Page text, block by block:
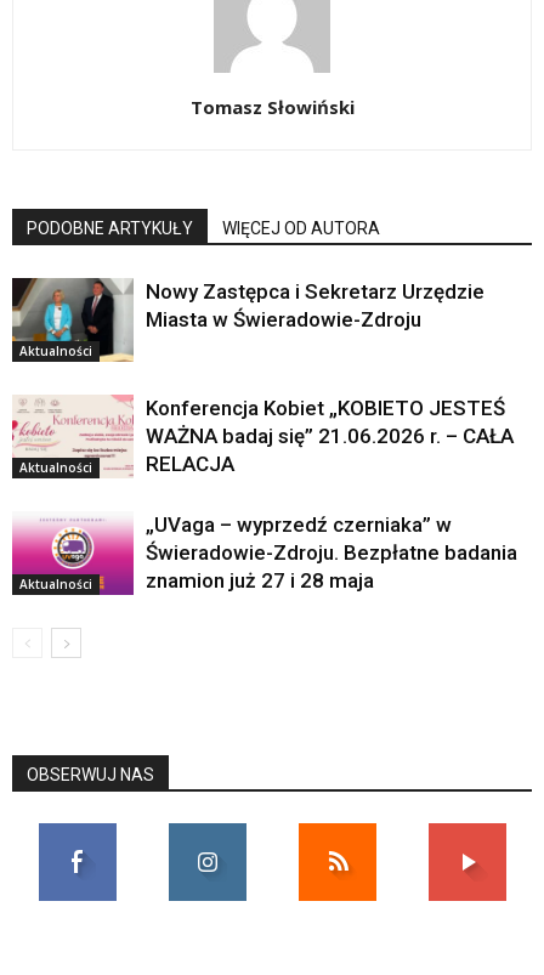
Tomasz Słowiński
PODOBNE ARTYKUŁY WIĘCEJ OD AUTORA
Aktualności
Nowy Zastępca i Sekretarz Urzędzie
Miasta w Świeradowie-Zdroju
Aktualności
Konferencja Kobiet „KOBIETO JESTEŚ
WAŻNA badaj się” 21.06.2026 r. – CAŁA
RELACJA
Aktualności
„UVaga – wyprzedź czerniaka” w
Świeradowie-Zdroju. Bezpłatne badania
znamion już 27 i 28 maja
OBSERWUJ NAS